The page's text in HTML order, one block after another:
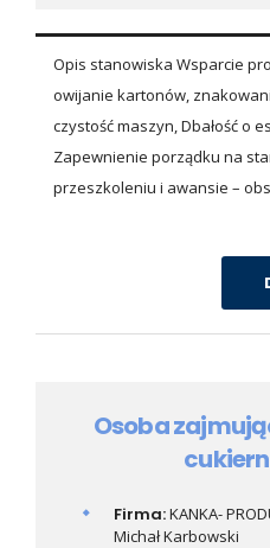
Opis stanowiska Wsparcie
owijanie kartonów,
czystość maszyn, Dbałość o
Zapewnienie porządku na
przeszkoleniu i awansie –
Osoba
Firma:KANKA-
Michał Karbowski